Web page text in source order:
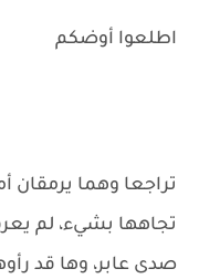
اطلعوا أوضكم
تراجعا وهما يرمقان
تجاهها بشيء، لم
صدى عابر، وها قد